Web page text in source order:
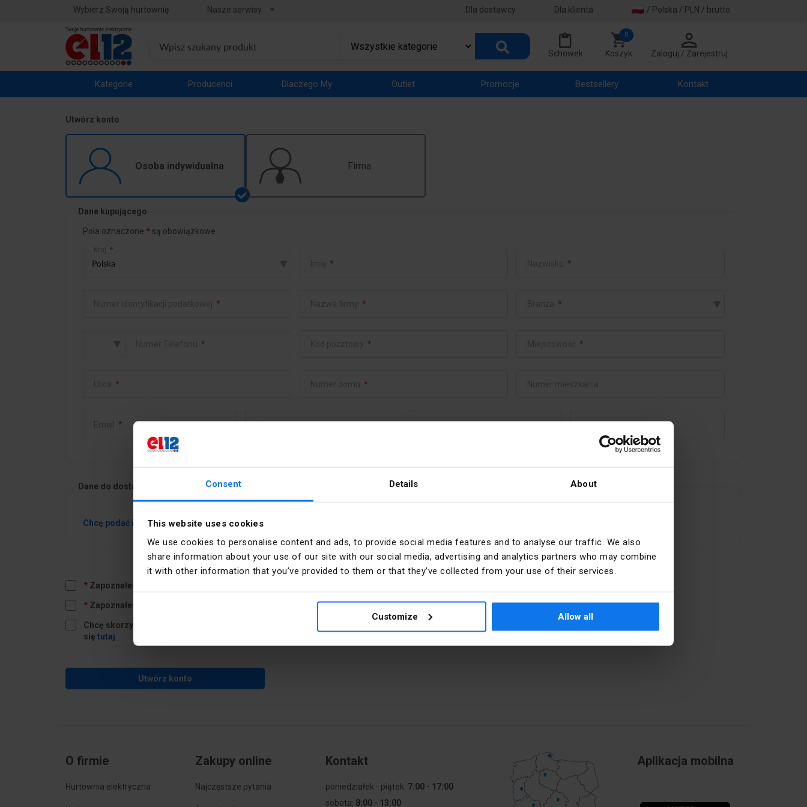
Consent Details About
This website uses cookies
We use cookies to personalise content and ads, to provide social media features and to analyse our traffic. We also
share information about your use of our site with our social media, advertising and analytics partners who may combine
it with other information that you’ve provided to them or that they’ve collected from your use of their services.
Customize Allow all
Wybierz Swoją hurtownię Nasze serwisy Dla dostawcy Dla klienta / Polska / PLN / brutto
Schowek Koszyk
0
Zaloguj / Zarejestruj
Kategorie Producenci Dlaczego My Outlet Promocje Bestsellery Kontakt
Utwórz konto
Osoba indywidualna Firma
Dane kupującego
Pola oznaczone są obowiązkowe
*
* *
* * *
* * *
* *
* Potwierdź email* Hasło* Potwierdź hasło*
Dane do dostawy
Chcę podać inne dane do dostawy
Zapoznałem się i akceptuję
Zapoznałem się z treścią
Chcę skorzystać z usługi Newsletter. Więcej informacji na temat usługi i przetwarzania danych znajduje
się tutaj
Utwórz konto
O firmie
Hurtownia elektryczna
Zakupy online
Najczęstsze pytania
Kontakt
poniedziałek - piątek: 7:00 - 17:00
sobota: 8:00 - 13:00
Aplikacja mobilna